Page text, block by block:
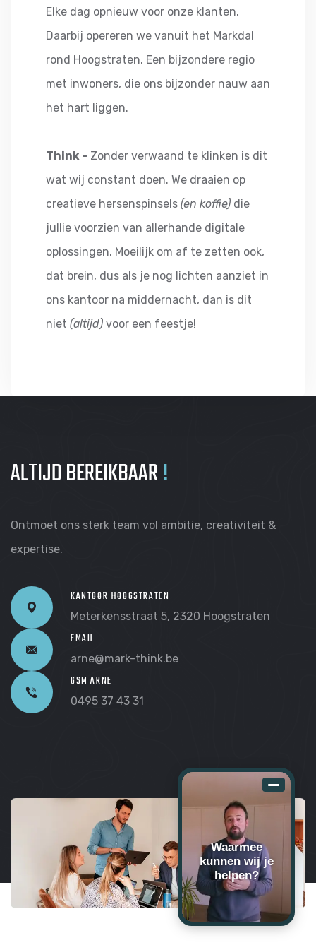
Elke dag opnieuw voor onze klanten.
Daarbij opereren we vanuit het Markdal
rond Hoogstraten. Een bijzondere regio
met inwoners, die ons bijzonder nauw aan
het hart liggen.
Think - Zonder verwaand te klinken is dit
wat wij constant doen. We draaien op
creatieve hersenspinsels (en koffie) die
jullie voorzien van allerhande digitale
oplossingen. Moeilijk om af te zetten ook,
dat brein, dus als je nog lichten aanziet in
ons kantoor na middernacht, dan is dit
niet (altijd) voor een feestje!
ALTIJD BEREIKBAAR!
Ontmoet ons sterk team vol ambitie, creativiteit &
expertise.
KANTOOR HOOGSTRATEN
Meterkensstraat 5, 2320 Hoogstraten
EMAIL
arne@mark-think.be
GSM ARNE
0495 37 43 31
Waarmee
kunnen wij je
helpen?